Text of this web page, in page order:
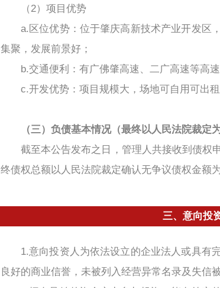
（2）项目优势
a.区位优势：位于肇庆高新技术产业开发区
集聚，发展前景好；
b.交通便利：有广佛肇高速、二广高速等高
c.开发优势：项目规模大，场地可自用可出
（三）负债基本情况（最终以人民法院裁定为
截至本公告发布之日，管理人共接收到债权
终债权总额以人民法院裁定确认无争议债权金额为
三、意向投
1.意向投资人为依法设立的企业法人或具有
良好的商业信誉，未被列入经营异常名录及失信